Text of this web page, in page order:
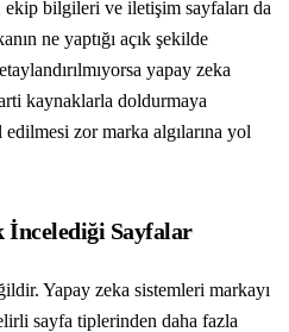
ekip bilgileri ve iletişim sayfaları da
ne yaptığı açık şekilde
yapay zeka
kaynaklarla doldurmaya
zor marka algılarına yol
İncelediği Sayfalar
Yapay zeka sistemleri markayı
sayfa tiplerinden daha fazla